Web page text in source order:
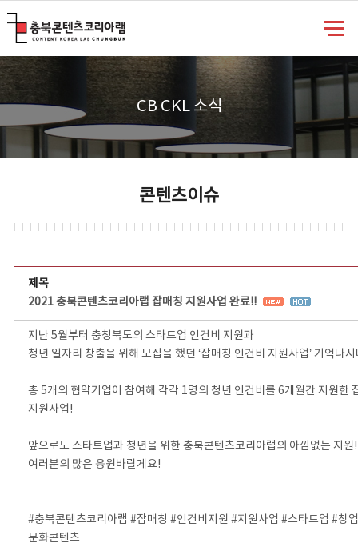
CB CKL 소식
콘텐츠이슈
제목
2021 충북콘텐츠코리아랩 잡매칭 지원사업 완료!!
지난 5월부터 충청북도의 스타트업 인건비 지원과
청년 일자리 창출을 위해 모집을 했던 ‘잡매칭 인건비 지원사업’ 기억나
총 5개의 협약기업이 참여해 각각 1명의 청년 인건비를 6개월간 지원한
지원사업!
앞으로도 스타트업과 청년을 위한 충북콘텐츠코리아랩의 아낌없는 지원!
여러분의 많은 응원바랄게요!
#충북콘텐츠코리아랩 #잡매칭 #인건비지원 #지원사업 #스타트업 #창
문화콘텐츠